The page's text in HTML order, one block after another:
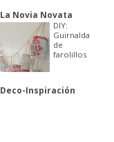
La Novia Novata
DIY:
Guirnalda
de
farolillos
Deco-Inspiración